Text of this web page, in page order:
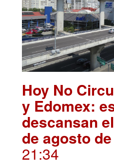
Hoy No
y Edomex:
descansan
de agosto
21:34